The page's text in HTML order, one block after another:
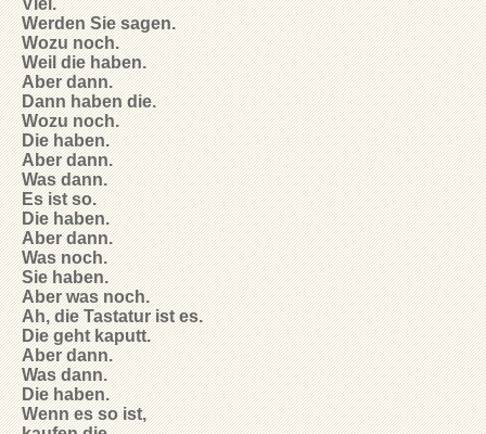
Werden Sie sagen.
Wozu noch.
Weil die haben.
Aber dann.
Dann haben die.
Wozu noch.
Die haben.
Aber dann.
Was dann.
Es ist so.
Die haben.
Aber dann.
Was noch.
Sie haben.
Aber was noch.
Ah, die Tastatur ist es.
Die geht kaputt.
Aber dann.
Was dann.
Die haben.
Wenn es so ist,